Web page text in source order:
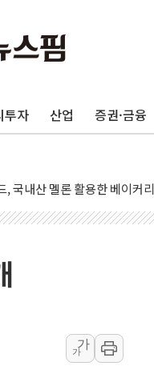
투자 산업 증권·금융
머스, 의정부시와 손 잡고 지
기 영업이익 2270억원...플
, 국내산 멜론 활용한 베이커
군 "아덴만서 사우디 유조
먼, 전국 아울렛서 '썸머 클리
주식 316억달러 팔았지만, 6
가론' 제동 걸리나...李 대통
국 매출 42배 '점프'…K-뷰티
가
가